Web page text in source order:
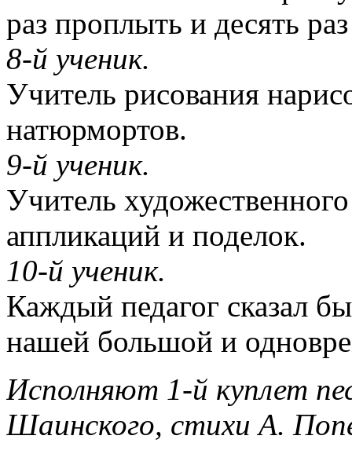
раз проплыть и десять
8-й ученик.
Учитель рисования
натюрмортов.
9-й ученик.
Учитель
аппликаций и поделок.
10-й ученик.
Каждый педагог сказал
нашей большой и
Исполняют 1-й куплет
Шаинского, стихи А.